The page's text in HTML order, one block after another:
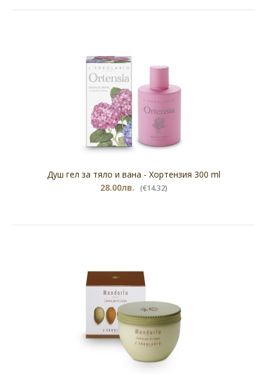
Душ гел за тяло и вана - Хортензия 300 ml
28.00лв. (€14.32)